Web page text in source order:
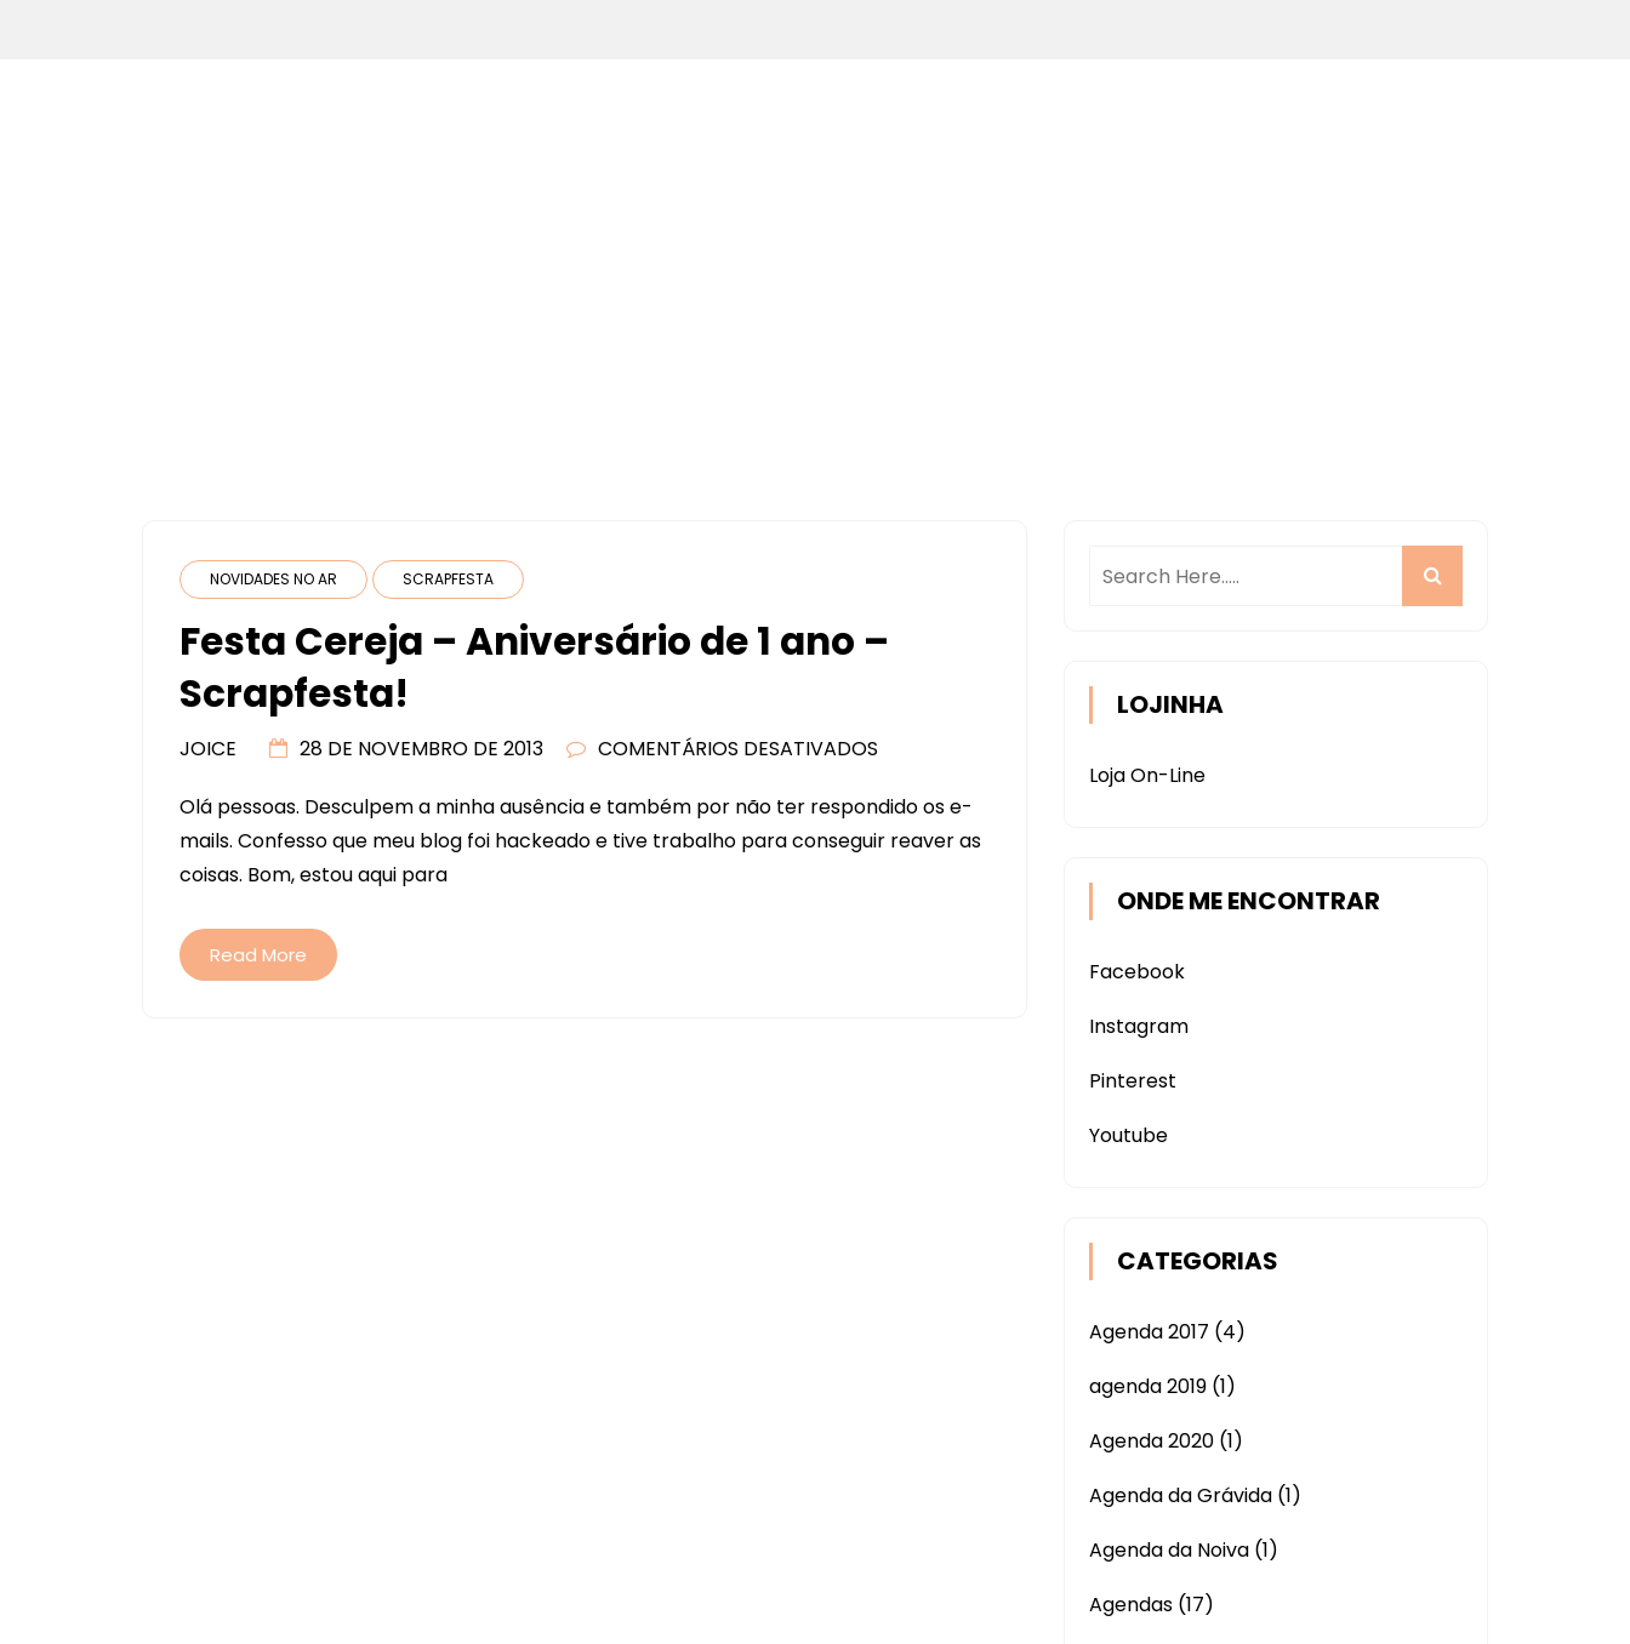
NOVIDADES NO AR SCRAPFESTA
Festa Cereja – Aniversário de 1 ano –
Scrapfesta!
JOICE 28 DE NOVEMBRO DE 2013 COMENTÁRIOS DESATIVADOS
CEREJA
–
Olá pessoas. Desculpem a minha ausência e também por não ter respondido os e-
mails. Confesso que meu blog foi hackeado e tive trabalho para conseguir reaver as
coisas. Bom, estou aqui para
Read More
LOJINHA
Loja On-Line
ONDE ME ENCONTRAR
Facebook
Instagram
Pinterest
Youtube
CATEGORIAS
Agenda 2017 (4)
agenda 2019 (1)
Agenda 2020 (1)
Agenda da Grávida (1)
Agenda da Noiva (1)
Agendas (17)